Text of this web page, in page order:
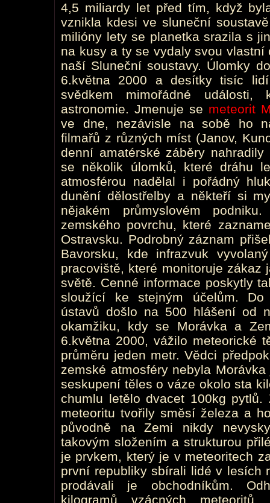
4,5 miliardy let před tím, když
vznikla kdesi ve sluneční
milióny lety se planetka srazila s
na kusy a ty se vydaly svou vlastní
naší Sluneční soustavy. Úlomky
6.května 2000 a desítky tisíc
svědkem mimořádné
astronomie. Jmenuje se meteorit
ve dne, nezávisle na sobě ho
filmařů z různých míst (Janov,
denní amatérské záběry
se několik úlomků, které dráhu
atmosférou nadělal i pořádný
dunění dělostřelby a někteří si
nějakém průmyslovém
zemského povrchu, které
Ostravsku. Podrobný záznam
Bavorsku, kde infrazvuk
pracoviště, které monitoruje zákaz
světě. Cenné informace poskytly
sloužící ke stejným účelům. Do
ústavů došlo na 500 hlášení od
okamžiku, kdy se Morávka a
6.května 2000, vážilo meteorické
průměru jeden metr. Vědci
zemské atmosféry nebyla
seskupení těles o váze okolo sta
chumlu letělo dvacet 100kg pytlů.
meteoritu tvořily směsí železa a
původně na Zemi nikdy
takovým složením a strukturou
je prvkem, který je v meteoritech
první republiky sbírali lidé v lesích
prodávali je obchodníkům.
kilogramů vzácných